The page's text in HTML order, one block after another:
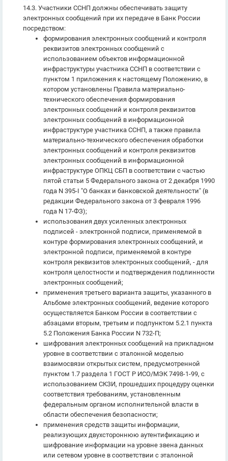
14.3. Участники ССНП должны обеспечивать защиту
электронных сообщений при их передаче в Банк России
посредством:
формирования электронных сообщений и контроля
реквизитов электронных сообщений с
использованием объектов информационной
инфраструктуры участника ССНП в соответствии с
пунктом 1 приложения к настоящему Положению, в
котором установлены Правила материально-
технического обеспечения формирования
электронных сообщений и контроля реквизитов
электронных сообщений в информационной
инфраструктуре участника ССНП, а также правила
материально-технического обеспечения обработки
электронных сообщений и контроля реквизитов
электронных сообщений в информационной
инфраструктуре ОПКЦ СБП в соответствии с частью
пятой статьи 5 Федерального закона от 2 декабря 1990
года N 395-I "О банках и банковской деятельности" (в
редакции Федерального закона от 3 февраля 1996
года N 17-ФЗ);
использования двух усиленных электронных
подписей - электронной подписи, применяемой в
контуре формирования электронных сообщений, и
электронной подписи, применяемой в контуре
контроля реквизитов электронных сообщений, - для
контроля целостности и подтверждения подлинности
электронных сообщений;
применения третьего варианта защиты, указанного в
Альбоме электронных сообщений, ведение которого
осуществляется Банком России в соответствии с
абзацами вторым, третьим и подпунктом 5.2.1 пункта
5.2 Положения Банка России N 732-П;
шифрования электронных сообщений на прикладном
уровне в соответствии с эталонной моделью
взаимосвязи открытых систем, предусмотренной
пунктом 1.7 раздела 1 ГОСТ Р ИСО/МЭК 7498-1-99, с
использованием СКЗИ, прошедших процедуру оценки
соответствия требованиям, установленным
федеральным органом исполнительной власти в
области обеспечения безопасности;
применения средств защиты информации,
реализующих двухстороннюю аутентификацию и
шифрование информации на уровне звена данных
или сетевом уровне в соответствии с эталонной